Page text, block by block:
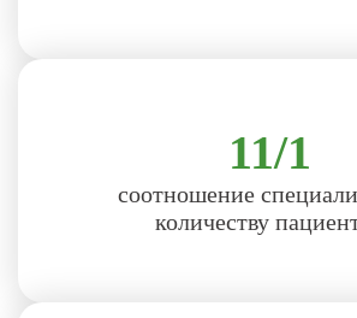
11/1
соотношение
количеству